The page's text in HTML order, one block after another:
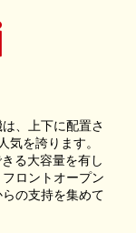
、上下に配置さ
を誇ります。
る大容量を有し
ロントオープン
の支持を集めて